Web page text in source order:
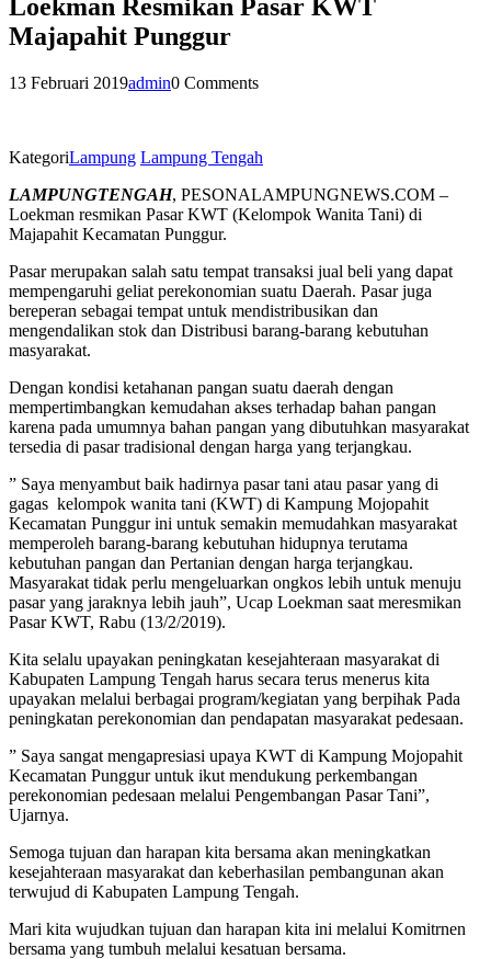
Loekman Resmikan Pasar KWT
Majapahit Punggur
13 Februari 2019admin0 Comments
KategoriLampung Lampung Tengah
LAMPUNGTENGAH, PESONALAMPUNGNEWS.COM –
Loekman resmikan Pasar KWT (Kelompok Wanita Tani) di
Majapahit Kecamatan Punggur.
Pasar merupakan salah satu tempat transaksi jual beli yang dapat
mempengaruhi geliat perekonomian suatu Daerah. Pasar juga
bereperan sebagai tempat untuk mendistribusikan dan
mengendalikan stok dan Distribusi barang-barang kebutuhan
masyarakat.
Dengan kondisi ketahanan pangan suatu daerah dengan
mempertimbangkan kemudahan akses terhadap bahan pangan
karena pada umumnya bahan pangan yang dibutuhkan masyarakat
tersedia di pasar tradisional dengan harga yang terjangkau.
” Saya menyambut baik hadirnya pasar tani atau pasar yang di
gagas kelompok wanita tani (KWT) di Kampung Mojopahit
Kecamatan Punggur ini untuk semakin memudahkan masyarakat
memperoleh barang-barang kebutuhan hidupnya terutama
kebutuhan pangan dan Pertanian dengan harga terjangkau.
Masyarakat tidak perlu mengeluarkan ongkos lebih untuk menuju
pasar yang jaraknya lebih jauh”, Ucap Loekman saat meresmikan
Pasar KWT, Rabu (13/2/2019).
Kita selalu upayakan peningkatan kesejahteraan masyarakat di
Kabupaten Lampung Tengah harus secara terus menerus kita
upayakan melalui berbagai program/kegiatan yang berpihak Pada
peningkatan perekonomian dan pendapatan masyarakat pedesaan.
” Saya sangat mengapresiasi upaya KWT di Kampung Mojopahit
Kecamatan Punggur untuk ikut mendukung perkembangan
perekonomian pedesaan melalui Pengembangan Pasar Tani”,
Ujarnya.
Semoga tujuan dan harapan kita bersama akan meningkatkan
kesejahteraan masyarakat dan keberhasilan pembangunan akan
terwujud di Kabupaten Lampung Tengah.
Mari kita wujudkan tujuan dan harapan kita ini melalui Komitrnen
bersama yang tumbuh melalui kesatuan bersama.